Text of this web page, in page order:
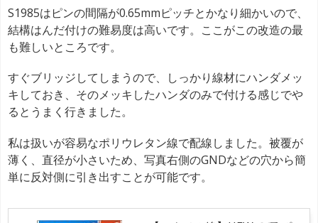
S1985はピンの間隔が0.65mmピッチとかなり細かいので、
結構はんだ付けの難易度は高いです。ここがこの改造の最
も難しいところです。
すぐブリッジしてしまうので、しっかり線材にハンダメッ
キしておき、そのメッキしたハンダのみで付ける感じでや
るとうまく行きました。
私は扱いが容易なポリウレタン線で配線しました。被覆が
薄く、直径が小さいため、写真右側のGNDなどの穴から簡
単に反対側に引き出すことが可能です。